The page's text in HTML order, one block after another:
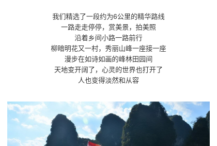
我们精选了一段约为6公里的精华路线
一路走走停停，赏美景，拍美照
沿着乡间小路一路前行
柳暗明花又一村，秀丽山峰一座接一座
漫步在如诗如画的峰林田园间
天地变开阔了，心灵的世界也打开了
人也变得淡然和从容